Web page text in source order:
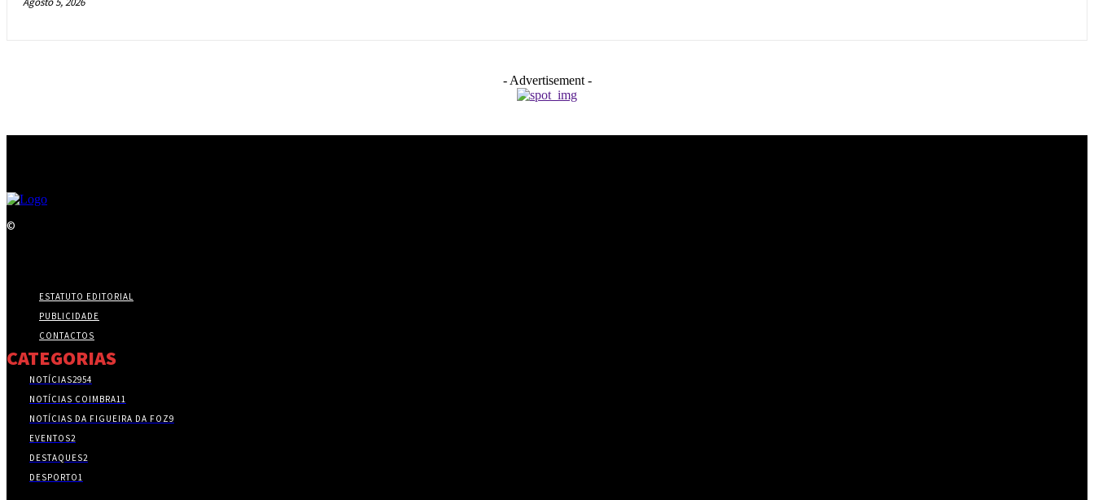
- Advertisement -
©
ESTATUTO EDITORIAL
PUBLICIDADE
CONTACTOS
CATEGORIAS
NOTÍCIAS2954
NOTÍCIAS COIMBRA11
NOTÍCIAS DA FIGUEIRA DA FOZ9
EVENTOS2
DESTAQUES2
DESPORTO1